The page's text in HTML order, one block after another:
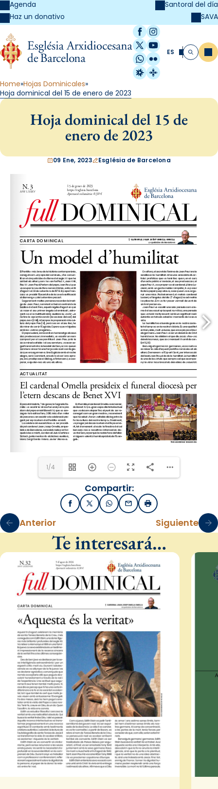
Agenda
Haz un donativo
Santoral del día
SAVA
Facebook
Instagram
X / Twitter
YouTube
WhatsApp
Flickr
Radio Estel
Catalunya
ES Buscar
Home Hojas Dominicales
Hoja dominical del 15 de enero de 2023
Hoja dominical del 15 de
enero de 2023
09 Ene, 2023 Església de Barcelona
1/4
Compartir:
FacebookX / TwitterWhatsApp
EmailImprimir
Anterior Siguiente
Te interesará…